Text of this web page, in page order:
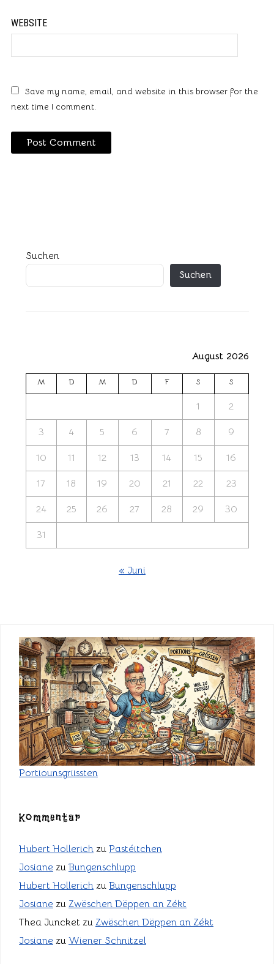
WEBSITE
Save my name, email, and website in this browser for the
next time I comment.
Suchen
Suchen
August 2026
M D M D F S S
1 2
3 4 5 6 7 8 9
10 11 12 13 14 15 16
17 18 19 20 21 22 23
24 25 26 27 28 29 30
31
« Juni
Portiounsgriissten
Kommentar
Hubert Hollerich zu Pastéitchen
Josiane zu Bungenschlupp
Hubert Hollerich zu Bungenschlupp
Josiane zu Zwëschen Dëppen an Zékt
Thea Juncket zu Zwëschen Dëppen an Zékt
Josiane zu Wiener Schnitzel